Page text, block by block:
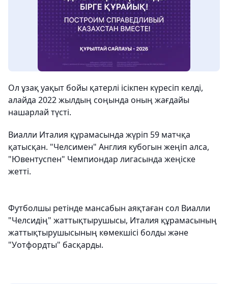
Ол ұзақ уақыт бойы қатерлі ісікпен күресіп келді,
алайда 2022 жылдың соңында оның жағдайы
нашарлай түсті.
Виалли Италия құрамасында жүріп 59 матчқа
қатысқан. "Челсимен" Англия кубогын жеңіп алса,
"Ювентуспен" Чемпиондар лигасында жеңіске
жетті.
Футболшы ретінде мансабын аяқтаған сол Виалли
"Челсидің" жаттықтырушысы, Италия құрамасының
жаттықтырушысының көмекшісі болды және
"Уотфордты" басқарды.